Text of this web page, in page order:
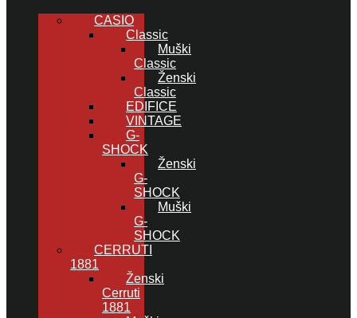
CASIO
Classic
Muški
Classic
Ženski
Classic
EDIFICE
VINTAGE
G-
SHOCK
Ženski
G-
SHOCK
Muški
G-
SHOCK
CERRUTI
1881
Ženski
Cerruti
1881